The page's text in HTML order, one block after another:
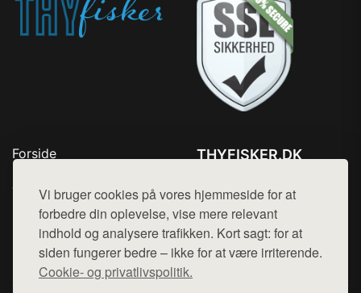
Vi bruger cookies på vores hjemmeside for at
forbedre din oplevelse, vise mere relevant
indhold og analysere trafikken. Kort sagt: for at
siden fungerer bedre – ikke for at være irriterende.
Cookie- og privatlivspolitik.
Forside
Top Rabatter
Kontakt
THYFISKER.DK
Mail: hej@want.dk
Cookie- og privatlivspolitik